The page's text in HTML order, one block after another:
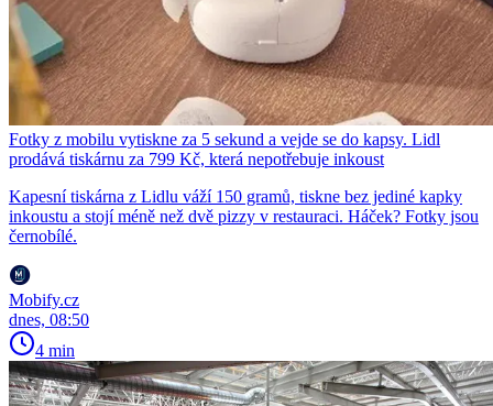
Fotky z mobilu vytiskne za 5 sekund a vejde se do kapsy. Lidl
prodává tiskárnu za 799 Kč, která nepotřebuje inkoust
Kapesní tiskárna z Lidlu váží 150 gramů, tiskne bez jediné kapky
inkoustu a stojí méně než dvě pizzy v restauraci. Háček? Fotky jsou
černobílé.
Mobify.cz
dnes, 08:50
4 min